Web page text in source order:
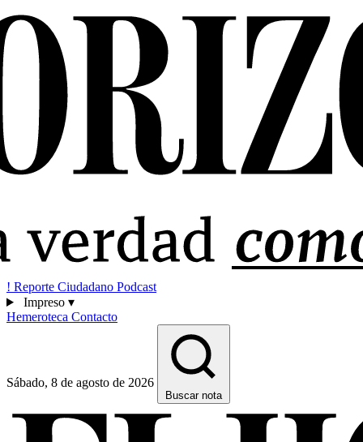
! Reporte Ciudadano Podcast
Impreso ▾
Hemeroteca Contacto
Sábado, 8 de agosto de 2026
Buscar nota